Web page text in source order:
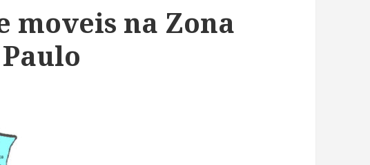
moveis na Zona